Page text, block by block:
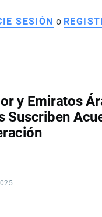
SESIÓN o
y Emiratos
Suscriben